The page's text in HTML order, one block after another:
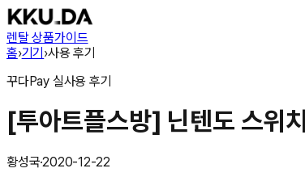
렌탈 상품가이드
홈›기기›사용 후기
꾸다Pay 실사용 후기
[투아트플스방] 닌텐도 스위치
황성국·2020-12-22